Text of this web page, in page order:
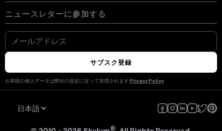
AI ガイドライン
問い合わせ
ニュースルーム
私たちのコミュニティ
クリエイターのためのLuminar
Luminarマーケットプレイスで稼ぐ
の最高の無料のPhotoshop代替品
Fix Blurry Pictures On iPhone
How Big Is 8x10 Photo Size
スタック ピクセル vs デッド ピクセル
写真家のための無料Photoshopプラグイン
横向き vs 縦向き
デジタルカメラの写真を携帯電話に転送する方法
iPhoneで写真を反転する方法
How To Change Background Color On Instagram Story
How to Convert HEIC to JPG on iPhone
写真をポラロイド風に仕上げる方法
How to Combine Photos on iPhone
写真映えする方法
How To Do A Side By Side Photo: iPhone & Android
ニュースレターに参加する
サブスク登録
お客様の個人データは弊社の規定に従って管理されますPrivacy Policy
日本語
®